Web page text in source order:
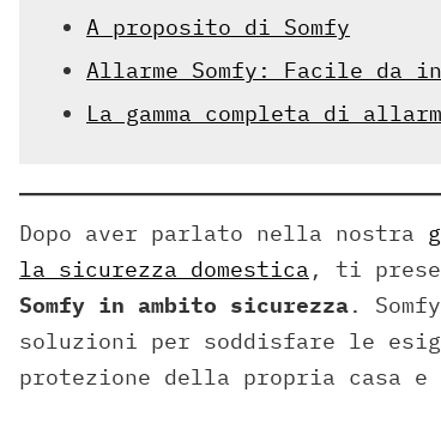
A proposito di Somfy
Allarme Somfy: Facile da
La gamma completa di
Dopo aver parlato nella nostra
la sicurezza domestica , ti
Somfy in ambito sicurezza.
soluzioni per soddisfare le
protezione della propria casa